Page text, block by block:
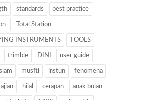
standards best practice
Total Station
INSTRUMENTS TOOLS
trimble DINI user guide
musfti instun fenomena
hilal cerapan anak bulan